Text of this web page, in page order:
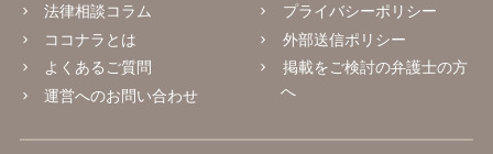
法律相談コラム
ココナラとは
よくあるご質問
運営へのお問い合わせ
プライバシーポリシー
外部送信ポリシー
掲載をご検討の弁護士の方
へ